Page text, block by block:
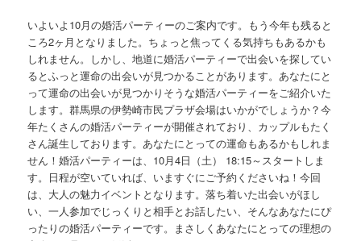
いよいよ10月の婚活パーティーのご案内です。もう今年も残ると
ころ2ヶ月となりました。ちょっと焦ってくる気持ちもあるかも
しれません。しかし、地道に婚活パーティーで出会いを探してい
るとふっと運命の出会いが見つかることがあります。あなたにと
って運命の出会いが見つかりそうな婚活パーティーをご紹介いた
します。群馬県の伊勢崎市民プラザ会場はいかがでしょうか？今
年たくさんの婚活パーティーが開催されており、カップルもたく
さん誕生しております。あなたにとっての運命もあるかもしれま
せん！婚活パーティーは、10月4日（土） 18:15～スタートしま
す。日程が空いていれば、いますぐにご予約くださいね！今回
は、大人の魅力イベントとなります。落ち着いた出会いがほし
い、一人参加でじっくりと相手とお話したい、そんなあなたにぴ
ったりの婚活パーティーです。まさしくあなたにとっての理想の